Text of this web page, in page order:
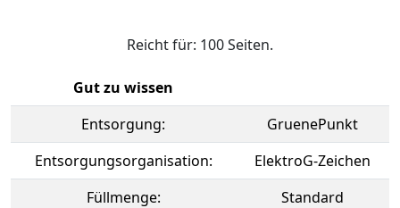
Reicht für: 100 Seiten.
Gut zu wissen
Entsorgung:
GruenePunkt
Entsorgungsorganisation:
ElektroG-Zeichen
Füllmenge:
Standard